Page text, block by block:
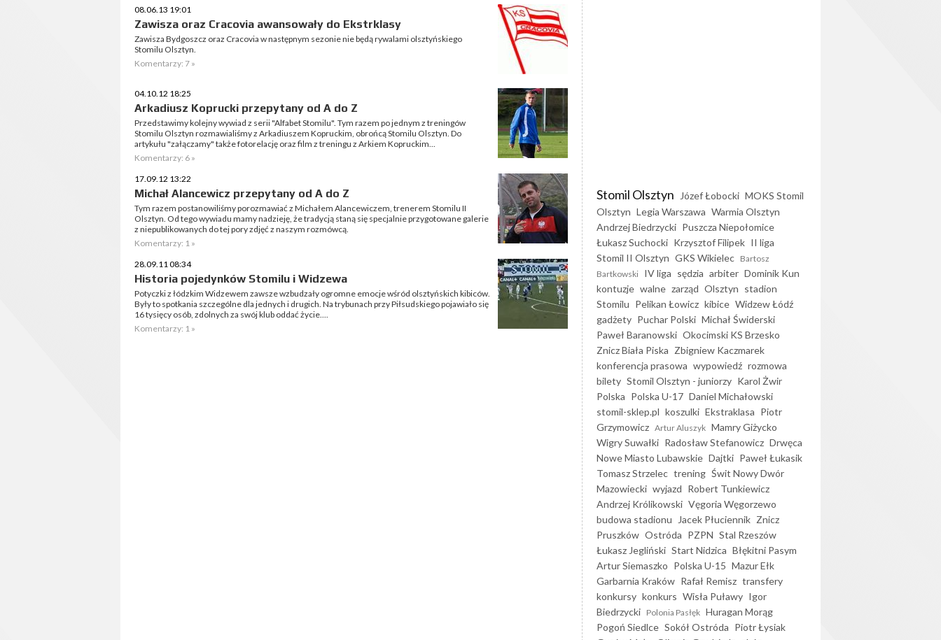
08.06.13 19:01
Zawisza oraz Cracovia awansowały do Ekstrklasy
Zawisza Bydgoszcz oraz Cracovia w następnym sezonie nie będą rywalami olsztyńskiego
Stomilu Olsztyn.
Komentarzy: 7 »
04.10.12 18:25
Arkadiusz Koprucki przepytany od A do Z
Przedstawimy kolejny wywiad z serii "Alfabet Stomilu". Tym razem po jednym z treningów
Stomilu Olsztyn rozmawialiśmy z Arkadiuszem Kopruckim, obrońcą Stomilu Olsztyn. Do
artykułu "załączamy" także fotorelację oraz film z treningu z Arkiem Kopruckim...
Komentarzy: 6 »
17.09.12 13:22
Michał Alancewicz przepytany od A do Z
Tym razem postanowiliśmy porozmawiać z Michałem Alancewiczem, trenerem Stomilu II
Olsztyn. Od tego wywiadu mamy nadzieję, że tradycją staną się specjalnie przygotowane galerie
z niepublikowanych do tej pory zdjęć z naszym rozmówcą.
Komentarzy: 1 »
28.09.11 08:34
Historia pojedynków Stomilu i Widzewa
Potyczki z łódzkim Widzewem zawsze wzbudzały ogromne emocje wśród olsztyńskich kibiców.
Były to spotkania szczególne dla jednych i drugich. Na trybunach przy Piłsudskiego pojawiało się
16 tysięcy osób, zdolnych za swój klub oddać życie....
Komentarzy: 1 »
Stomil Olsztyn Józef Łobocki MOKS Stomil
Olsztyn Legia Warszawa Warmia Olsztyn
Andrzej Biedrzycki Puszcza Niepołomice
Łukasz Suchocki Krzysztof Filipek II liga
Stomil II Olsztyn GKS Wikielec Bartosz
Bartkowski IV liga sędzia arbiter Dominik Kun
kontuzje walne zarząd Olsztyn stadion
Stomilu Pelikan Łowicz kibice Widzew Łódź
gadżety Puchar Polski Michał Świderski
Paweł Baranowski Okocimski KS Brzesko
Znicz Biała Piska Zbigniew Kaczmarek
konferencja prasowa wypowiedź rozmowa
bilety Stomil Olsztyn - juniorzy Karol Żwir
Polska Polska U-17 Daniel Michałowski
stomil-sklep.pl koszulki Ekstraklasa Piotr
Grzymowicz Artur Aluszyk Mamry Giżycko
Wigry Suwałki Radosław Stefanowicz Drwęca
Nowe Miasto Lubawskie Dajtki Paweł Łukasik
Tomasz Strzelec trening Świt Nowy Dwór
Mazowiecki wyjazd Robert Tunkiewicz
Andrzej Królikowski Vęgoria Węgorzewo
budowa stadionu
Jacek Płuciennik Znicz
Pruszków Ostróda PZPN Stal Rzeszów
Łukasz Jegliński Start Nidzica Błękitni Pasym
Artur Siemaszko Polska U-15 Mazur Ełk
Garbarnia Kraków Rafał Remisz transfery
konkursy konkurs Wisła Puławy Igor
Biedrzycki Polonia Pasłęk Huragan Morąg
Pogoń Siedlce Sokół Ostróda Piotr Łysiak